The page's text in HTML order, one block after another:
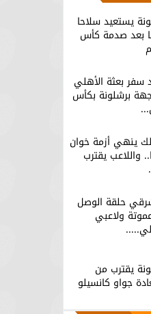
يستعيد سلاحا
بعد صدمة كأس
سفر بعثة الأهلي
برشلونة بكأس
ينهي أزمة خوان
واللاعب يقترب
حلقة الوصل
ولاعبي
يقترب من
جواو كانسيلو